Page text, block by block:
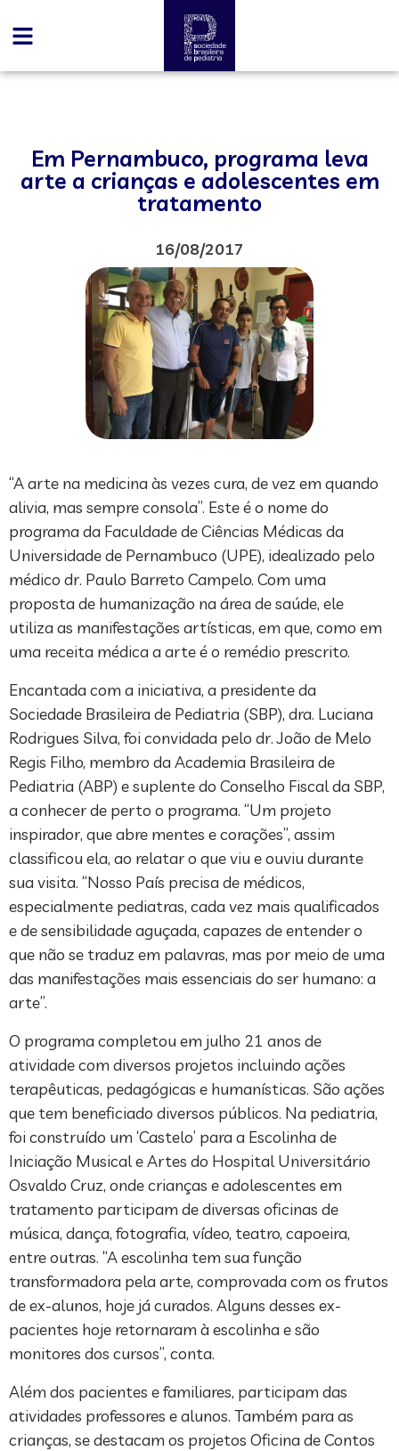
Em Pernambuco, programa leva
arte a crianças e adolescentes em
tratamento
16/08/2017
“A arte na medicina às vezes cura, de vez em quando
alivia, mas sempre consola”. Este é o nome do
programa da Faculdade de Ciências Médicas da
Universidade de Pernambuco (UPE), idealizado pelo
médico dr. Paulo Barreto Campelo. Com uma
proposta de humanização na área de saúde, ele
utiliza as manifestações artísticas, em que, como em
uma receita médica a arte é o remédio prescrito.
Encantada com a iniciativa, a presidente da
Sociedade Brasileira de Pediatria (SBP), dra. Luciana
Rodrigues Silva, foi convidada pelo dr. João de Melo
Regis Filho, membro da Academia Brasileira de
Pediatria (ABP) e suplente do Conselho Fiscal da SBP,
a conhecer de perto o programa. “Um projeto
inspirador, que abre mentes e corações”, assim
classificou ela, ao relatar o que viu e ouviu durante
sua visita. “Nosso País precisa de médicos,
especialmente pediatras, cada vez mais qualificados
e de sensibilidade aguçada, capazes de entender o
que não se traduz em palavras, mas por meio de uma
das manifestações mais essenciais do ser humano: a
arte”.
O programa completou em julho 21 anos de
atividade com diversos projetos incluindo ações
terapêuticas, pedagógicas e humanísticas. São ações
que tem beneficiado diversos públicos. Na pediatria,
foi construído um ‘Castelo’ para a Escolinha de
Iniciação Musical e Artes do Hospital Universitário
Osvaldo Cruz, onde crianças e adolescentes em
tratamento participam de diversas oficinas de
música, dança, fotografia, vídeo, teatro, capoeira,
entre outras. “A escolinha tem sua função
transformadora pela arte, comprovada com os frutos
de ex-alunos, hoje já curados. Alguns desses ex-
pacientes hoje retornaram à escolinha e são
monitores dos cursos”, conta.
Além dos pacientes e familiares, participam das
atividades professores e alunos. Também para as
crianças, se destacam os projetos Oficina de Contos